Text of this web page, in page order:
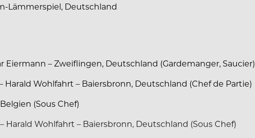
Lämmerspiel, Deutschland
Eiermann – Zweiflingen, Deutschland (Gardemanger, Saucier)
Harald Wohlfahrt – Baiersbronn, Deutschland (Chef de Partie)
(Sous Chef)
Harald Wohlfahrt – Baiersbronn, Deutschland (Sous Chef)